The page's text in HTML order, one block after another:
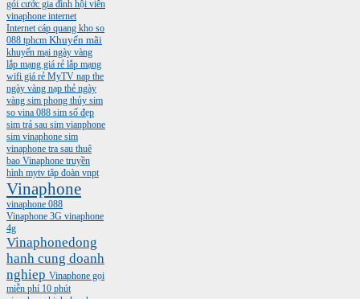
gói cước gia đình hội viên
vinaphone internet
Internet cáp quang kho so
088 tphcm Khuyến mãi
khuyến mại ngày vàng
lắp mạng giá rẻ lắp mạng
wifi giá rẻ MyTV nap the
ngày vàng nạp thẻ ngày
vàng sim phong thủy sim
so vina 088 sim số đẹp
sim trả sau sim vianphone
sim vinaphone sim
vinaphone tra sau thuê
bao Vinaphone truyền
hình mytv tập đoàn vnpt
Vinaphone
vinaphone 088
Vinaphone 3G vinaphone
4g
Vinaphonedong
hanh cung doanh
nghiep Vinaphone gọi
miễn phí 10 phút